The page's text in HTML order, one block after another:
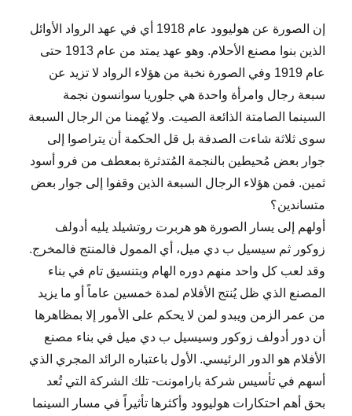
إن الصورة عن هوليوود عام 1918 أي في عهد الرواد الأوائل
الذين بنوا مصنع الأحلام. وهو عهد يمتد من عام 1913 حتى
عام 1919 وفي الصورة نخبة من هؤلاء الرواد لا تزيد عن
سبعة رجال وامرأة واحدة هي جلوريا سوانسون نجمة
السينما الصامتة الذائعة الصيت. ولا يُهمنا من الرجال السبعة
سوى ثلاثة شاءت الصدفة بل قل الحكمة أن يتراصوا إلى
جوار بعض مُحيطين بالنجمة المُتدثرة بمعطف من فرو أسود
ثمين. فمن هؤلاء الرجال السبعة الذين وقفوا إلى جوار بعض
متساندين؟
أولهم إلى يسار الصورة هو هربرت روتشيلد يليه أدولف
زوكور ثم سيسيل ب دي ميل، أي الممول فالمنتج فالمخرج.
وقد لعب كل واحد منهم دوره الهام وبتنسيق تام في بناء
المصنع الذي ظل يُنتج الأفلام لمدة خمسين عاماً أو ما يزيد
من عمر الزمن ويبدو لمن لا يحكم على الأمور إلا بمظاهرها
أن دور أدولف زوكور وسيسيل ب دي ميل في بناء مصنع
الأفلام هو الدور الرئيسي. الأول باعتباره الرائد المجري الذي
أسهم في تأسيس شركة بارامونت- تلك الشركة التي تُعد
بحق أهم احتكارات هوليوود وأكثرها تأثيراً في مسار السينما